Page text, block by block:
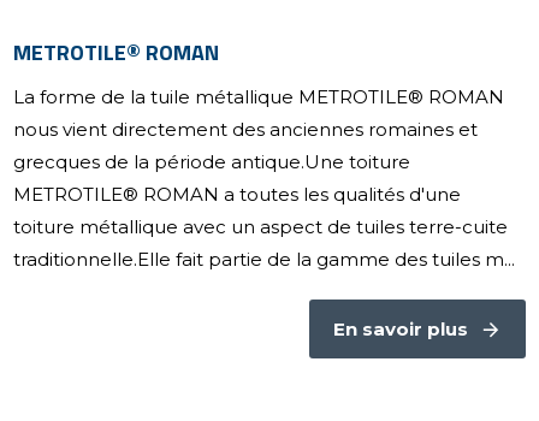
METROTILE® ROMAN
La forme de la tuile métallique METROTILE® ROMAN
nous vient directement des anciennes romaines et
grecques de la période antique.Une toiture
METROTILE® ROMAN a toutes les qualités d'une
toiture métallique avec un aspect de tuiles terre-cuite
traditionnelle.Elle fait partie de la gamme des tuiles m...
En savoir plus